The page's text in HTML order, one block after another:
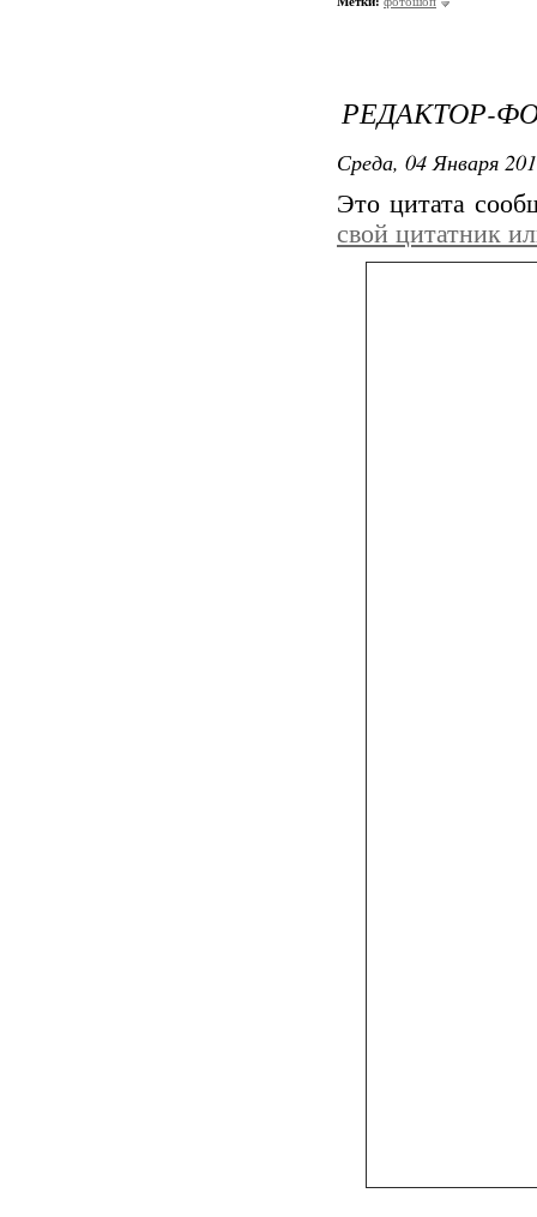
РЕДАКТОР-
Среда, 04 Января
Это цитата
свой цитатник